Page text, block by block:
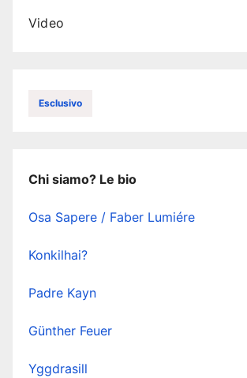
Video
Esclusivo
Chi siamo? Le bio
Osa Sapere / Faber Lumiére
Konkilhai?
Padre Kayn
Günther Feuer
Yggdrasill